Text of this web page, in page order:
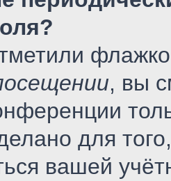
, вы
для
вашей